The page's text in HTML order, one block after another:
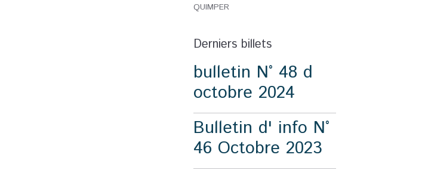
QUIMPER
Derniers billets
bulletin N° 48 d
octobre 2024
Bulletin d' info N°
46 Octobre 2023